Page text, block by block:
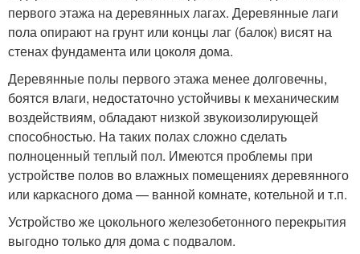
первого этажа на деревянных лагах. Деревянные лаги
пола опирают на грунт или концы лаг (балок) висят на
стенах фундамента или цоколя дома.
Деревянные полы первого этажа менее долговечны,
боятся влаги, недостаточно устойчивы к механическим
воздействиям, обладают низкой звукоизолирующей
способностью. На таких полах сложно сделать
полноценный теплый пол. Имеются проблемы при
устройстве полов во влажных помещениях деревянного
или каркасного дома — ванной комнате, котельной и т.п.
Устройство же цокольного железобетонного перекрытия
выгодно только для дома с подвалом.